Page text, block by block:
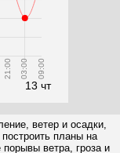
21:00
13 чт
03:00 09:00
ветер и осадки,
планы на
ветра, гроза и